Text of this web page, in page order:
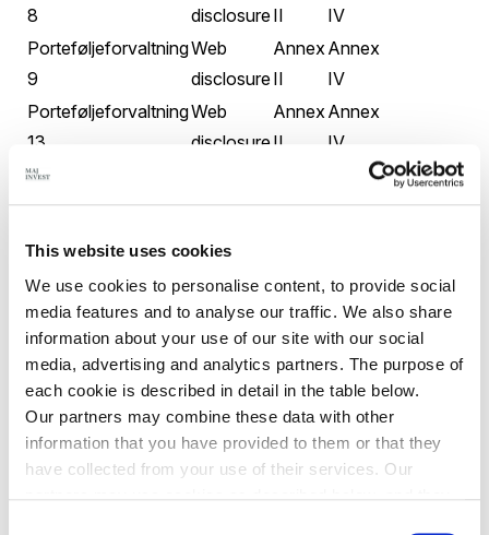
This website uses cookies
We use cookies to personalise content, to provide social
media features and to analyse our traffic. We also share
information about your use of our site with our social
media, advertising and analytics partners. The purpose of
each cookie is described in detail in the table below.
Our partners may combine these data with other
information that you have provided to them or that they
have collected from your use of their services. Our
8
disclosureII
IV
Porteføljeforvaltning
9
Web
disclosure
Annex
II
Annex
IV
Porteføljeforvaltning
13
Web
disclosure
Annex
II
Annex
IV
Porteføljeforvaltning
14
disclosureII
Annex
IV
Porteføljeforvaltning
19
Web
disclosure
Annex
II
Annex
IV
Porteføljeforvaltning
22
Web
disclosure
Annex
II
Annex
IV
PorteføljeforvaltningWeb
disclosure
Annex
II
Annex
IV